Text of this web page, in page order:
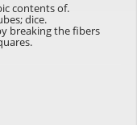
contents of.
dice.
breaking the fibers